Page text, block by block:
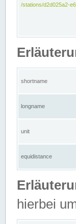
/stations/d2d025a2-
shortname
longname
unit
equidistance
hierbei